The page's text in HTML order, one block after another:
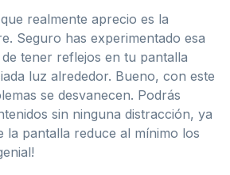
realmente aprecio es la
Seguro has experimentado esa
tener reflejos en tu pantalla
luz alrededor. Bueno, con este
se desvanecen. Podrás
sin ninguna distracción, ya
la pantalla reduce al mínimo los